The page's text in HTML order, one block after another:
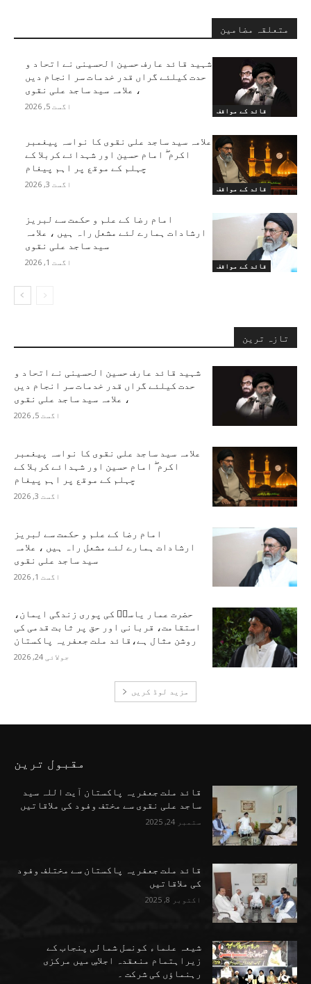
متعلقہ مضامین
قائد کے مواقف
شہید قائد عارف حسین الحسینی نے اتحاد و
حدت کیلئے گراں قدر خدمات سر انجام دیں
، علامہ سید ساجد علی نقوی
اگست 5, 2026
قائد کے مواقف
علامہ سید ساجد علی نقوی کا نواسہ پیغمبر
اکرم ۖ امام حسین اور شہدائے کربلا کے
چہلم کے موقع پر اہم پیغام
اگست 3, 2026
قائد کے مواقف
امام رضا کے علم و حکمت سے لبریز
ارشادات ہمارے لئے مشعل راہ ہیں ، علامہ
سید ساجد علی نقوی
اگست 1, 2026
تازہ ترین
شہید قائد عارف حسین الحسینی نے اتحاد و
حدت کیلئے گراں قدر خدمات سر انجام دیں
، علامہ سید ساجد علی نقوی
اگست 5, 2026
علامہ سید ساجد علی نقوی کا نواسہ پیغمبر
اکرم ۖ امام حسین اور شہدائے کربلا کے
چہلم کے موقع پر اہم پیغام
اگست 3, 2026
امام رضا کے علم و حکمت سے لبریز
ارشادات ہمارے لئے مشعل راہ ہیں ، علامہ
سید ساجد علی نقوی
اگست 1, 2026
حضرت عمار یاسرؑ کی پوری زندگی ایمان،
استقامت، قربانی اور حق پر ثابت قدمی کی
روشن مثال ہے،قائد ملت جعفریہ پاکستان
جولائی 24, 2026
مزید لوڈ کریں
مقبول ترین
قائد ملت جعفریہ پاکستان آیت اللہ سید
ساجد علی نقوی سے مختف وفود کی ملاقاتیں
ستمبر 24, 2025
قائد ملت جعفریہ پاکستان سے مختلف وفود
کی ملاقاتیں
اکتوبر 8, 2025
شیعہ علماء کونسل شمالی پنجاب کے
زیراہتمام منعقدہ اجلاسِ میں مرکزی
رہنماؤں کی شرکت ۔